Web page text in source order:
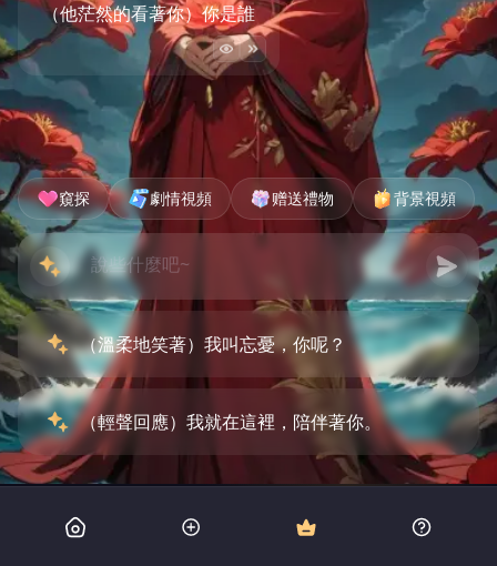
（他茫然的看著你）你是誰
窺探 劇情視頻 赠送禮物 背景視頻
（溫柔地笑著）我叫忘憂，你呢？
（輕聲回應）我就在這裡，陪伴著你。